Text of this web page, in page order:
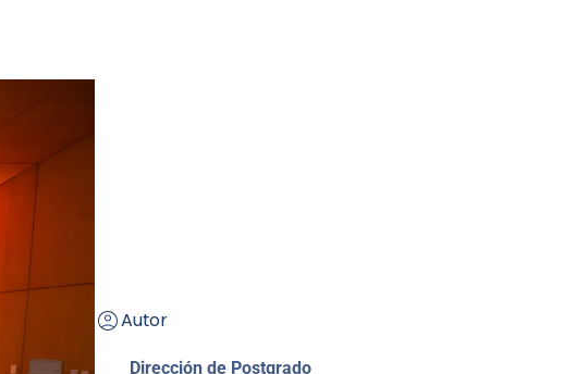
Autor
Dirección de Postgrado